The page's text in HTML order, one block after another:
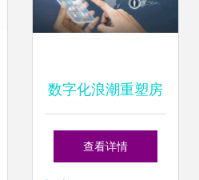
数字化浪潮重塑房
地产格局 线上营销
查看详情